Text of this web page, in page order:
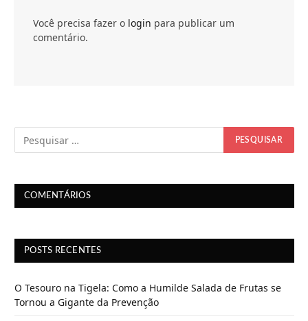
Você precisa fazer o login para publicar um
comentário.
COMENTÁRIOS
POSTS RECENTES
O Tesouro na Tigela: Como a Humilde Salada de Frutas se
Tornou a Gigante da Prevenção